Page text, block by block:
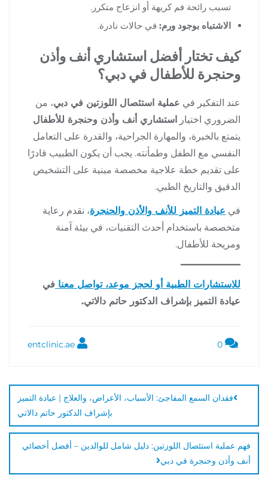
تسبب رائحة فم كريهة أو انزعاج متكرر.
الاشتباه بوجود ورم: في حالات نادرة.
كيف تختار أفضل استشاري أنف وأذن
وحنجرة للأطفال في دبي؟
عند التفكير في عملية استئصال اللوزتين في دبي، من
الضروري اختيار استشاري أنف وأذن وحنجرة للأطفال
يتمتع بالخبرة، والمهارة الجراحية، والقدرة على التعامل
النفسي مع الطفل وطمأنته. يجب أن يكون الطبيب قادرًا
على تقديم خطة علاجية مخصصة مبنية على التشخيص
الدقيق والتاريخ الطبي.
في عيادة التميز للأنف والأذن والحنجرة، نقدم رعاية
متخصصة باستخدام أحدث التقنيات، في بيئة آمنة
ومريحة للأطفال.
للاستشارات الطبية أو لحجز موعد، تواصل معنا في
عيادة التميز بإشراف الدكتور حاتم دالاتي.
فقدان السمع المفاجئ: الأسباب، الأعراض، والعلاج | عيادة التميز
بإشراف الدكتور حاتم دالاتي
فهم عملية استئصال اللوزتين: دليل شامل للوالدين – أفضل أخصائي
أنف وأذن وحنجرة في دبي